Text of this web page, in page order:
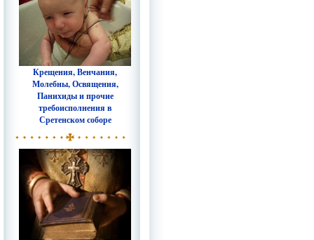
Крещения, Венчания,
Молебны, Освящения,
Панихиды и прочие
требоисполнения в
Сретенском соборе